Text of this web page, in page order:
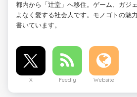
都内から「辻堂」へ移住。ゲーム、ガジ
よなく愛する社会人です。モノゴトの魅
書いています。
X Feedly Website